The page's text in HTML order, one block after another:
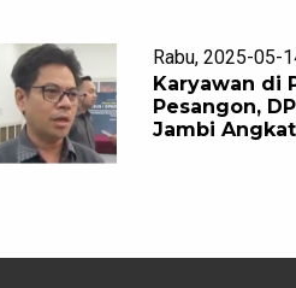
Rabu, 2025-05-
Karyawan di
Pesangon,
Jambi